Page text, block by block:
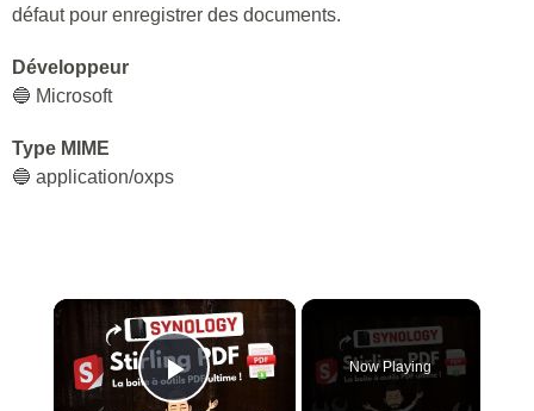
défaut pour enregistrer des documents.
Développeur
🔵 Microsoft
Type MIME
🔵 application/oxps
×
Play Video
Now Playing